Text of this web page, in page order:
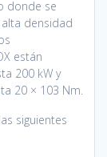
donde se
densidad
están
200 kW y
20 × 103 Nm.
siguientes